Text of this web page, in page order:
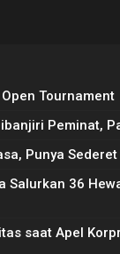
Tournament
Peminat,
Punya
36
saat Apel